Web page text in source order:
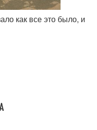
как все это было, и